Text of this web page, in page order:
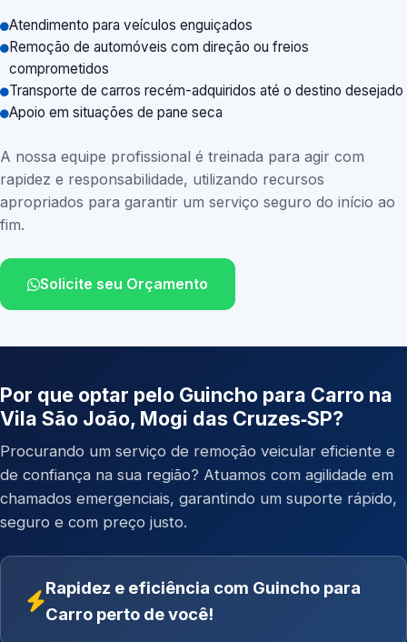
Atendimento para veículos enguiçados
Remoção de automóveis com direção ou freios
comprometidos
Transporte de carros recém-adquiridos até o destino desejado
Apoio em situações de pane seca
A nossa equipe profissional é treinada para agir com
rapidez e responsabilidade, utilizando recursos
apropriados para garantir um serviço seguro do início ao
fim.
Solicite seu Orçamento
Por que optar pelo Guincho para Carro na
Vila São João, Mogi das Cruzes‑SP?
Procurando um serviço de remoção veicular eficiente e
de confiança na sua região? Atuamos com agilidade em
chamados emergenciais, garantindo um suporte rápido,
seguro e com preço justo.
Rapidez e eficiência com Guincho para
Carro perto de você!